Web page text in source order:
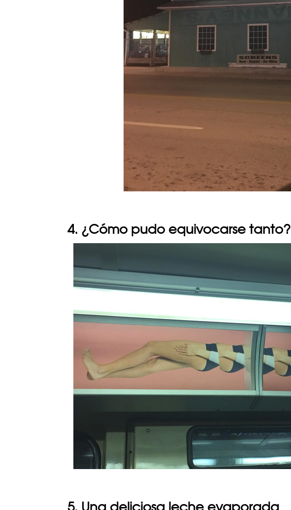
4. ¿Cómo pudo equivocarse tanto?
5. Una deliciosa leche evaporada